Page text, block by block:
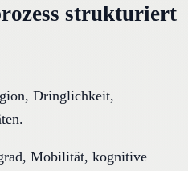
strukturiert
Dringlichkeit,
Mobilität, kognitive